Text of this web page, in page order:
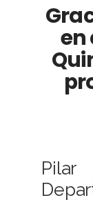
en